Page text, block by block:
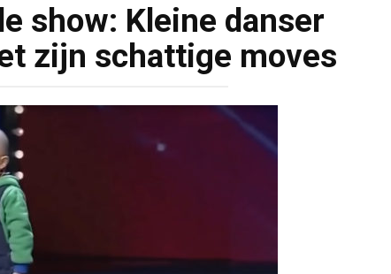
show: Kleine danser
zijn schattige moves